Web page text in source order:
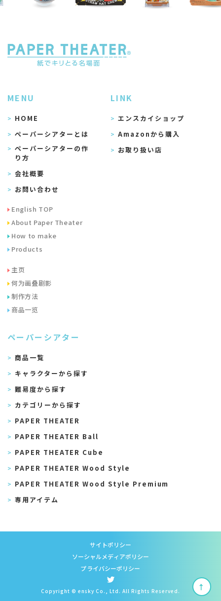
↑
MENU
HOME
ペーパーシアターとは
ペーパーシアターの作
り方
会社概要
お問い合わせ
English TOP
About Paper Theater
How to make
Products
主页
何为画叠剧影
制作方法
商品一览
ペーパーシアター
商品一覧
キャラクターから探す
難易度から探す
カテゴリーから探す
PAPER THEATER
PAPER THEATER Ball
PAPER THEATER Cube
PAPER THEATER Wood Style
PAPER THEATER Wood Style Premium
専用アイテム
LINK
エンスカイショップ
Amazonから購入
お取り扱い店
Copyright © ensky Co., Ltd. All Rights Reserved.
サイトポリシー
ソーシャルメディアポリシー
プライバシーポリシー